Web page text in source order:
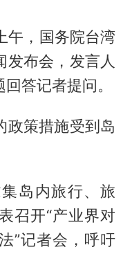
午，国务院台湾
发布会，发言人
答记者提问。
政策措施受到岛
岛内旅行、旅
召开“产业界对
”记者会，呼吁